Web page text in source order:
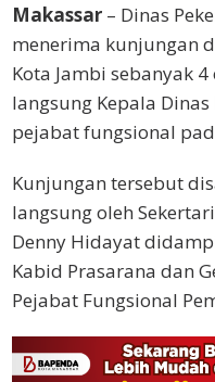
Makassar – Dinas
menerima kunjungan
Kota Jambi sebanyak
langsung Kepala
pejabat fungsional
Kunjungan tersebut
langsung oleh
Denny Hidayat
Kabid Prasarana dan
Pejabat Fungsional